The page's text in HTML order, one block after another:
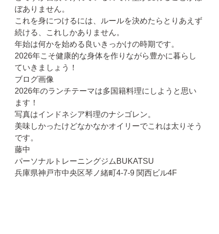
ぼありません。
これを身につけるには、ルールを決めたらとりあえず
続ける、これしかありません。
年始は何かを始める良いきっかけの時期です。
2026年こそ健康的な身体を作りながら豊かに暮らし
ていきましょう！
ブログ画像
2026年のランチテーマは多国籍料理にしようと思い
ます！
写真はインドネシア料理のナシゴレン。
美味しかったけどなかなかオイリーでこれは太りそう
です。
藤中
パーソナルトレーニングジムBUKATSU
兵庫県神戸市中央区琴ノ緒町4-7-9 関西ビル4F